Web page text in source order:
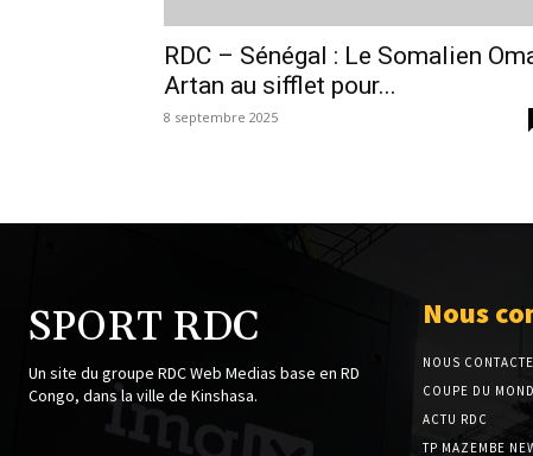
RDC – Sénégal : Le Somalien
Artan au sifflet pour...
8 septembre 2025
SPORT RDC
Un site du groupe RDC Web Medias base en RD
Congo, dans la ville de Kinshasa.
Nous
NOUS
COUPE DU
ACTU RDC
TP MAZEMBE